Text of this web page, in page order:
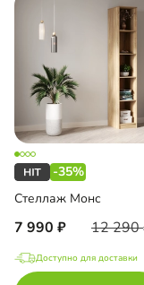
-35%
Стеллаж Монс
7 990 12 290
Доступно для доставки